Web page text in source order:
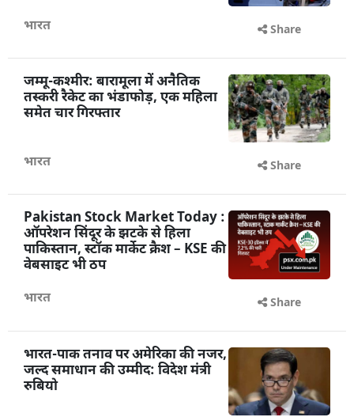
भारत Share
जम्मू-कश्मीर: बारामूला में अनैतिक
तस्करी रैकेट का भंडाफोड़, एक महिला
समेत चार गिरफ्तार
भारत Share
Pakistan Stock Market Today :
ऑपरेशन सिंदूर के झटके से हिला
पाकिस्तान, स्टॉक मार्केट क्रैश – KSE की
वेबसाइट भी ठप
भारत Share
भारत-पाक तनाव पर अमेरिका की नजर,
जल्द समाधान की उम्मीद: विदेश मंत्री
रुबियो